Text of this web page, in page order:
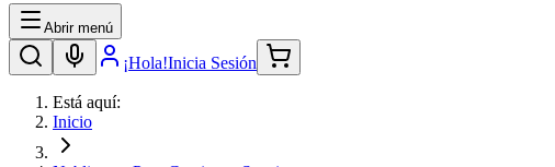
Abrir menú
¡Hola!Inicia Sesión
Está aquí:
Inicio